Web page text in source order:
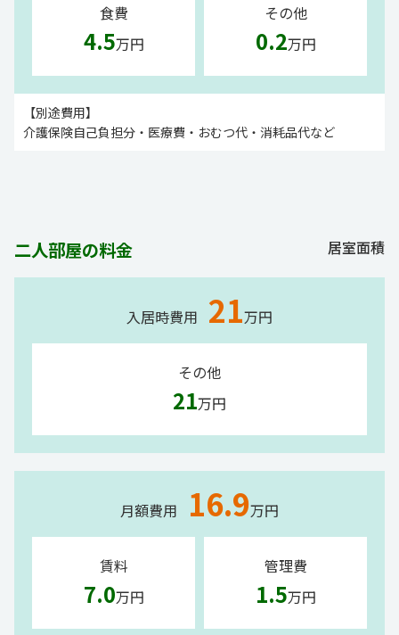
食費
4.5万円
その他
0.2万円
【別途費用】
介護保険自己負担分・医療費・おむつ代・消耗品代など
二人部屋の料金 居室面積
入居時費用 21万円
その他
21万円
月額費用 16.9万円
賃料
7.0万円
管理費
1.5万円